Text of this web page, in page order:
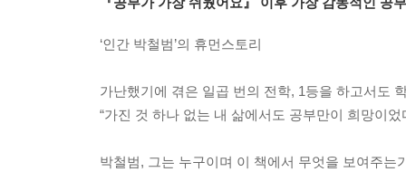
많은 사람들이 공부를 하지만, 자신이 만족할 만
때문이다. 그렇게 되면 힘들 때마다 공부가 아닌
랐다. 친구들이 모두들 놀라고 선생님들도 나를 주
물론 나도 기분이 무척 좋았지만 그렇다고 만족
--- ‘공부가 되돌려주는 보답’ 중에서
‘인간 박철범’의 휴먼스토리
가난했기에 겪은 일곱 번의 전학, 1등을 하고서도
“가진 것 하나 없는 내 삶에서도 공부만이 희망이었
박철범, 그는 누구이며 이 책에서 무엇을 보여주는